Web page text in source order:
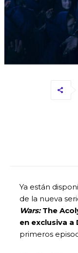
Ya están
de la nueva
Wars: The
en exclusiva a
primeros